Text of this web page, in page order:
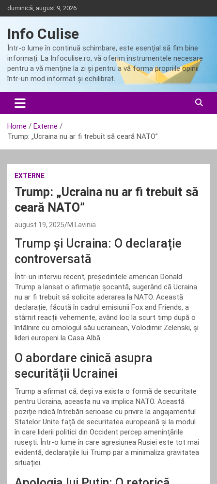
Skip
to
duminică, august 9, 2026
Info Culise
Într-o lume în continuă schimbare, este esențial să fim bine
informați. La Infoculise.ro, vă oferim instrumentele necesare
pentru a vă menține la zi și pentru a vă forma propriile opinii
într-un mod informat și echilibrat.
Home
Externe
Trump: „Ucraina nu ar fi trebuit să ceară NATO”
EXTERNE
Trump: „Ucraina nu ar fi trebuit să
ceară NATO”
august 19, 2025 M Lavinia
Trump și Ucraina: O declarație
controversată
Într-un interviu recent, președintele american Donald
Trump a lansat o afirmație șocantă, sugerând că Ucraina
nu ar fi trebuit să solicite aderarea la NATO. Această
declarație, făcută în cadrul emisiunii Fox and Friends, a
stârnit reacții vehemente, având loc la scurt timp după o
întâlnire cu omologul său ucrainean, Volodimir Zelenski, și
lideri europeni la Casa Albă.
O abordare cinică asupra
securității Ucrainei
Trump a afirmat că, deși va exista o formă de securitate
pentru Ucraina, aceasta nu va implica NATO. Această
poziție ridică întrebări serioase cu privire la angajamentul
Statelor Unite față de securitatea europeană și la modul
în care liderii politici din Occident percep amenințările
rusești. Într-o lume în care agresiunea Rusiei este tot mai
evidentă, declarațiile lui Trump par a minimaliza gravitatea
situației.